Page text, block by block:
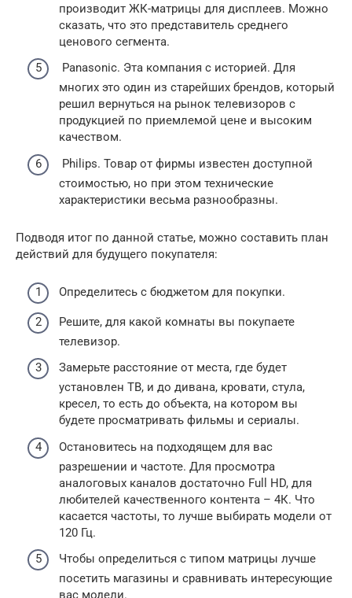
производит ЖК-матрицы для дисплеев. Можно
сказать, что это представитель среднего
ценового сегмента.
Panasonic. Эта компания с историей. Для
многих это один из старейших брендов, который
решил вернуться на рынок телевизоров с
продукцией по приемлемой цене и высоким
качеством.
Philips. Товар от фирмы известен доступной
стоимостью, но при этом технические
характеристики весьма разнообразны.
Подводя итог по данной статье, можно составить план
действий для будущего покупателя:
Определитесь с бюджетом для покупки.
Решите, для какой комнаты вы покупаете
телевизор.
Замерьте расстояние от места, где будет
установлен ТВ, и до дивана, кровати, стула,
кресел, то есть до объекта, на котором вы
будете просматривать фильмы и сериалы.
Остановитесь на подходящем для вас
разрешении и частоте. Для просмотра
аналоговых каналов достаточно Full HD, для
любителей качественного контента – 4К. Что
касается частоты, то лучше выбирать модели от
120 Гц.
Чтобы определиться с типом матрицы лучше
посетить магазины и сравнивать интересующие
вас модели.